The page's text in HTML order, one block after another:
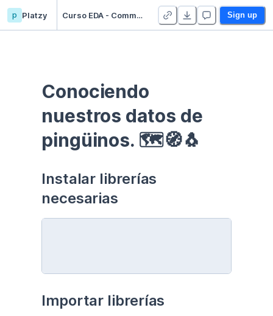
p Platzy Curso EDA - Communication - Duplicate Sign up
Conociendo
nuestros datos de
pingüinos. 🗺🧭🐧
Instalar librerías
necesarias
Importar librerías